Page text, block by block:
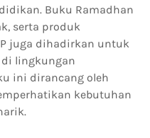
Buku Ramadhan
serta produk
juga dihadirkan untuk
lingkungan
ini dirancang oleh
kebutuhan